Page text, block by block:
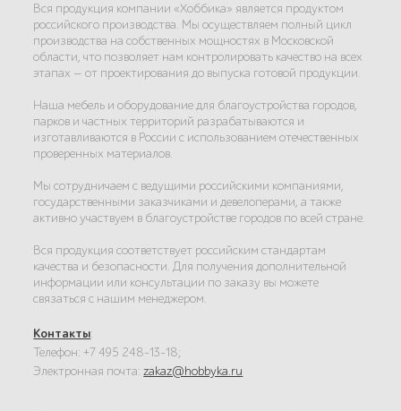
Вся продукция компании «Хоббика» является продуктом
российского производства. Мы осуществляем полный цикл
производства на собственных мощностях в Московской
области, что позволяет нам контролировать качество на всех
этапах — от проектирования до выпуска готовой продукции.
Наша мебель и оборудование для благоустройства городов,
парков и частных территорий разрабатываются и
изготавливаются в России с использованием отечественных
проверенных материалов.
Мы сотрудничаем с ведущими российскими компаниями,
государственными заказчиками и девелоперами, а также
активно участвуем в благоустройстве городов по всей стране.
Вся продукция соответствует российским стандартам
качества и безопасности. Для получения дополнительной
информации или консультации по заказу вы можете
связаться с нашим менеджером.
Контакты:
Телефон: +7 495 248-13-18;
Электронная почта:zakaz@hobbyka.ru